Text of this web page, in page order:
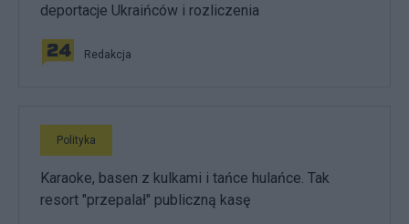
deportacje Ukraińców i rozliczenia
Redakcja
Polityka
Karaoke, basen z kulkami i tańce hulańce. Tak
resort "przepalał" publiczną kasę